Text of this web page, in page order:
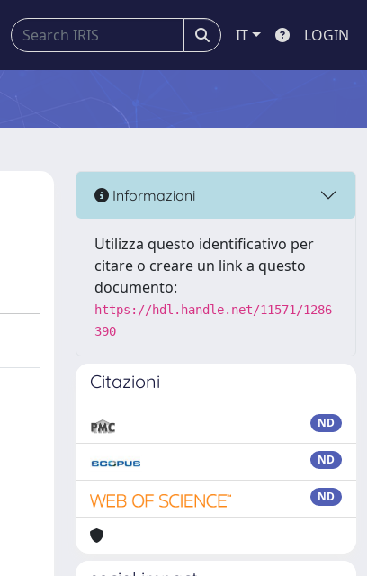
IT LOGIN
Informazioni
Utilizza questo identificativo per
citare o creare un link a questo
documento:
https://hdl.handle.net/11571/1286
390
Citazioni
ND
ND
ND